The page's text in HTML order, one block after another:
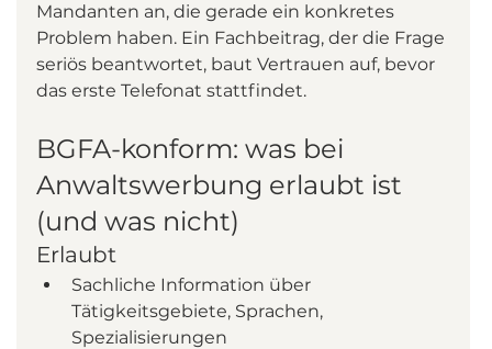
Mandanten an, die gerade ein konkretes
Problem haben. Ein Fachbeitrag, der die Frage
seriös beantwortet, baut Vertrauen auf, bevor
das erste Telefonat stattfindet.
BGFA-konform: was bei
Anwaltswerbung erlaubt ist
(und was nicht)
Erlaubt
Sachliche Information über
Tätigkeitsgebiete, Sprachen,
Spezialisierungen